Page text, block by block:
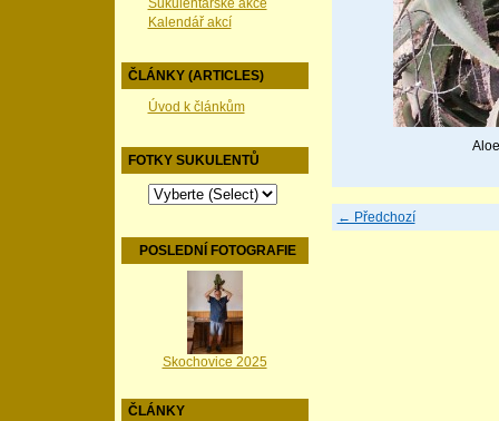
Sukulentářské akce
Kalendář akcí
ČLÁNKY (ARTICLES)
Úvod k článkům
FOTKY SUKULENTŮ
POSLEDNÍ FOTOGRAFIE
Skochovice 2025
ČLÁNKY
← Předchozí